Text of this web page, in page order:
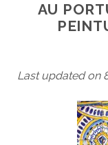
AU
Last updated on